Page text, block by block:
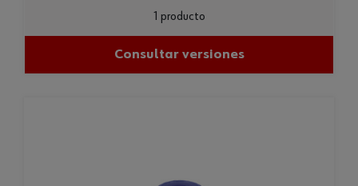
1 producto
Consultar versiones